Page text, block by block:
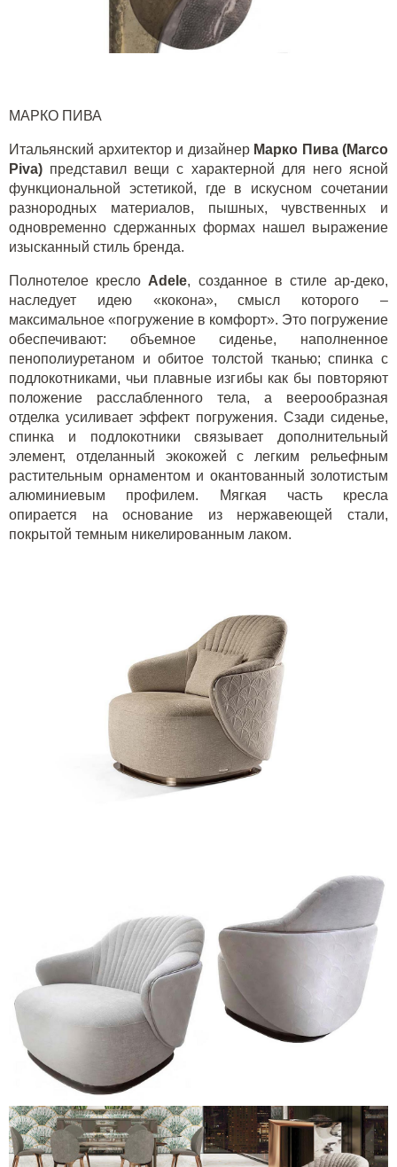
МАРКО ПИВА
Итальянский архитектор и дизайнер Марко Пива (Marco
Piva) представил вещи с характерной для него ясной
функциональной эстетикой, где в искусном сочетании
разнородных материалов, пышных, чувственных и
одновременно сдержанных формах нашел выражение
изысканный стиль бренда.
Полнотелое кресло Adele, созданное в стиле ар-деко,
наследует идею «кокона», смысл которого –
максимальное «погружение в комфорт». Это погружение
обеспечивают: объемное сиденье, наполненное
пенополиуретаном и обитое толстой тканью; спинка с
подлокотниками, чьи плавные изгибы как бы повторяют
положение расслабленного тела, а веерообразная
отделка усиливает эффект погружения. Сзади сиденье,
спинка и подлокотники связывает дополнительный
элемент, отделанный экокожей с легким рельефным
растительным орнаментом и окантованный золотистым
алюминиевым профилем. Мягкая часть кресла
опирается на основание из нержавеющей стали,
покрытой темным никелированным лаком.